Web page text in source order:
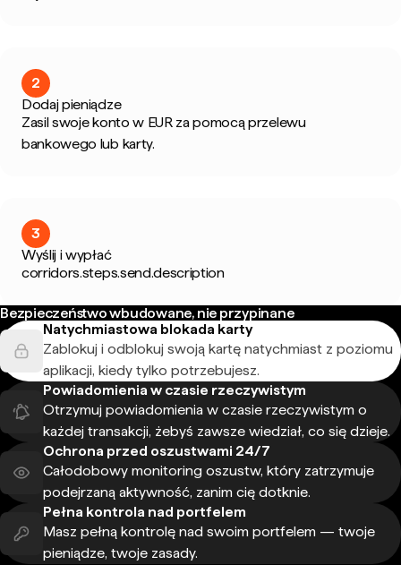
2
Dodaj pieniądze
Zasil swoje konto w EUR za pomocą przelewu
bankowego lub karty.
3
Wyślij i wypłać
corridors.steps.send.description
Bezpieczeństwo wbudowane, nie przypinane
Natychmiastowa blokada karty
Zablokuj i odblokuj swoją kartę natychmiast z poziomu
aplikacji, kiedy tylko potrzebujesz.
Powiadomienia w czasie rzeczywistym
Otrzymuj powiadomienia w czasie rzeczywistym o
każdej transakcji, żebyś zawsze wiedział, co się dzieje.
Ochrona przed oszustwami 24/7
Całodobowy monitoring oszustw, który zatrzymuje
podejrzaną aktywność, zanim cię dotknie.
Pełna kontrola nad portfelem
Masz pełną kontrolę nad swoim portfelem — twoje
pieniądze, twoje zasady.